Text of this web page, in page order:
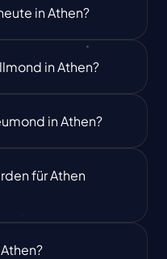
in Athen?
in Athen?
in Athen?
für Athen